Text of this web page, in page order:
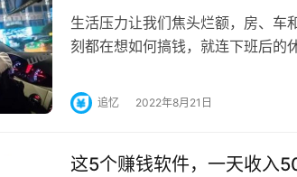
生活压力让我们焦头烂额，房、车
刻都在想如何搞钱，就连下班后的
追忆 2022年8月21日
这5个赚钱软件，一天收入